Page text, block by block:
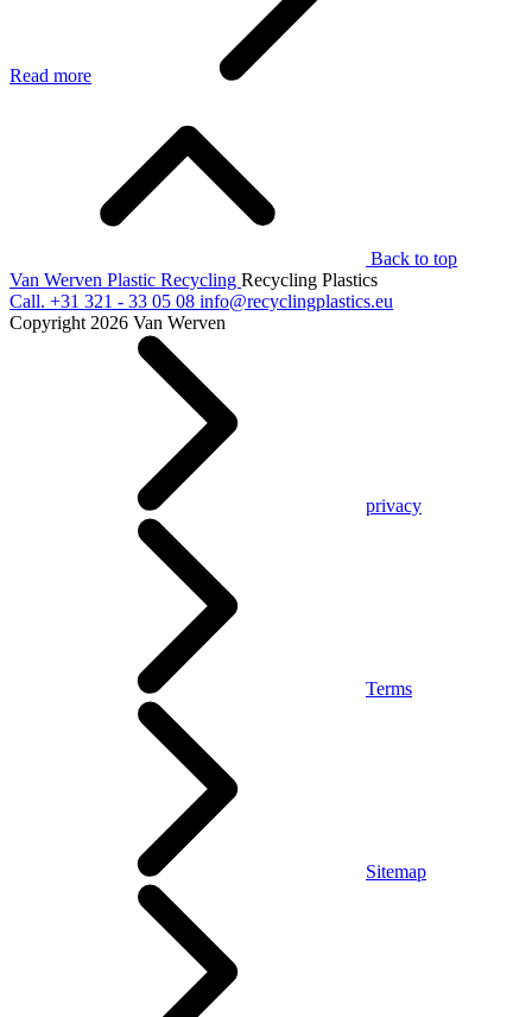
Read more
Back to top
Van Werven Plastic Recycling Recycling Plastics
Call. +31 321 - 33 05 08 info@recyclingplastics.eu
Copyright 2026 Van Werven
privacy
Terms
Sitemap